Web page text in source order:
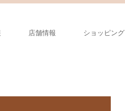
店舗情報 ショッピング